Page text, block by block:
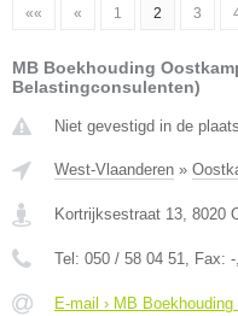
«« « 1 2 3
MB Boekhouding
Belastingconsulenten)
Niet gevestigd in de
West-Vlaanderen »
Kortrijksestraat 13, 8020
Tel: 050 / 58 04 51, Fax: -
E-mail › MB